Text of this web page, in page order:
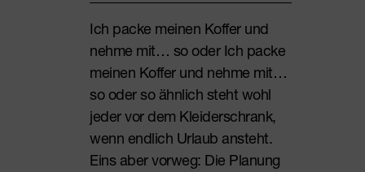
Ich packe meinen Koffer und
nehme mit… so oder Ich packe
meinen Koffer und nehme mit…
so oder so ähnlich steht wohl
jeder vor dem Kleiderschrank,
wenn endlich Urlaub ansteht.
Eins aber vorweg: Die Planung